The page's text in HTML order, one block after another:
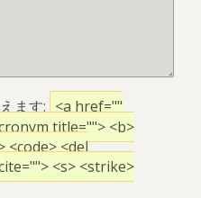
ます: <a href=""
title=""> <b>
<code> <del
<s> <strike>